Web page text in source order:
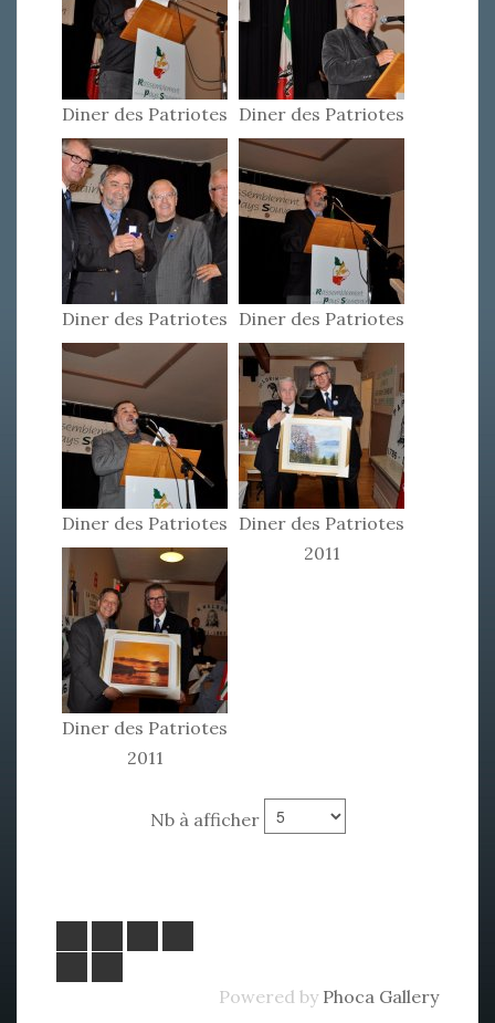
Diner des Patriotes
2011
Diner des Patriotes
2011
Diner des Patriotes
2011
Diner des Patriotes
2011
Diner des Patriotes
2011
Diner des Patriotes
2011
Diner des Patriotes
2011
Nb à afficher
Powered by Phoca Gallery